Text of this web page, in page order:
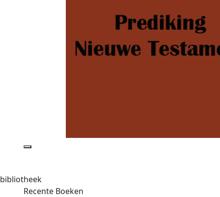
bibliotheek
Recente Boeken